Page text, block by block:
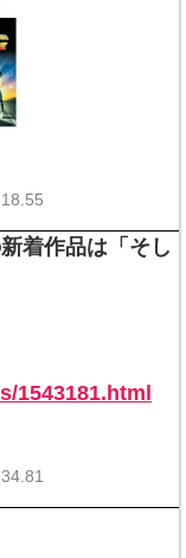
着作品は「そし
1543181.html